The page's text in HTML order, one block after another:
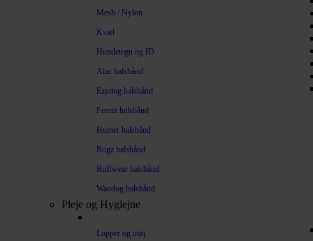
Mesh / Nylon
Kvæl
Hundetegn og ID
Alac halsbånd
Ezydog halsbånd
Fenriz halsbånd
Hunter halsbånd
Rogz halsbånd
Ruffwear halsbånd
Waudog halsbånd
Pleje og Hygiejne
Lopper og utøj